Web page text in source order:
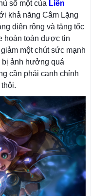
số một của Liên
khả năng Câm Lặng
diện rộng và tăng tốc
hoàn toàn được tin
một chút sức mạnh
bị ảnh hưởng quá
cần phải canh chỉnh